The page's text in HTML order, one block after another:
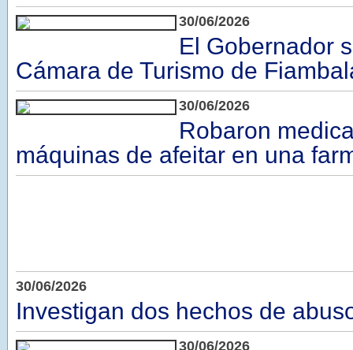
30/06/2026
El Gobernador
Cámara de Turismo de
30/06/2026
Robaron
máquinas de afeitar en una
30/06/2026
Investigan dos hechos de
30/06/2026